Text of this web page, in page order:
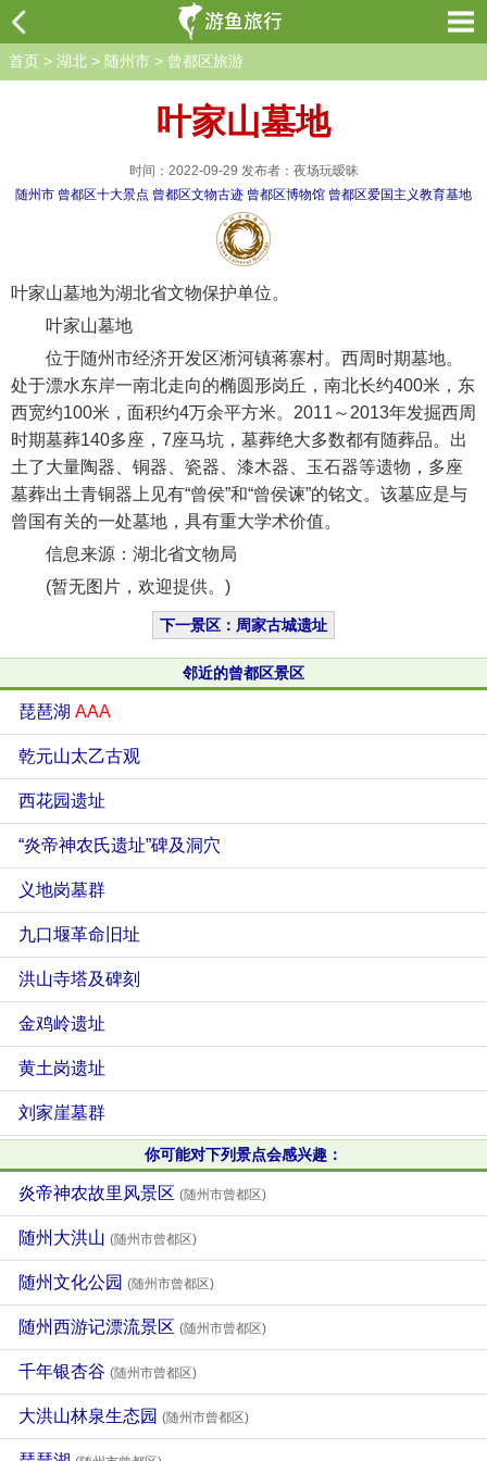
首页 > 湖北 > 随州市 > 曾都区旅游
叶家山墓地
时间：2022-09-29 发布者：夜场玩暧昧
随州市 曾都区十大景点 曾都区文物古迹 曾都区博物馆 曾都区爱国主义教育基地
叶家山墓地为湖北省文物保护单位。
叶家山墓地
位于随州市经济开发区淅河镇蒋寨村。西周时期墓地。
处于漂水东岸一南北走向的椭圆形岗丘，南北长约400米，东
西宽约100米，面积约4万余平方米。2011～2013年发掘西周
时期墓葬140多座，7座马坑，墓葬绝大多数都有随葬品。出
土了大量陶器、铜器、瓷器、漆木器、玉石器等遗物，多座
墓葬出土青铜器上见有“曾侯”和“曾侯谏”的铭文。该墓应是与
曾国有关的一处墓地，具有重大学术价值。
信息来源：湖北省文物局
(暂无图片，欢迎提供。)
下一景区：周家古城遗址
邻近的曾都区景区
琵琶湖 AAA
乾元山太乙古观
西花园遗址
“炎帝神农氏遗址”碑及洞穴
义地岗墓群
九口堰革命旧址
洪山寺塔及碑刻
金鸡岭遗址
黄土岗遗址
刘家崖墓群
你可能对下列景点会感兴趣：
炎帝神农故里风景区 (随州市曾都区)
随州大洪山 (随州市曾都区)
随州文化公园 (随州市曾都区)
随州西游记漂流景区 (随州市曾都区)
千年银杏谷 (随州市曾都区)
大洪山林泉生态园 (随州市曾都区)